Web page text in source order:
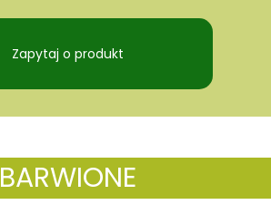
Zapytaj o produkt
BARWIONE